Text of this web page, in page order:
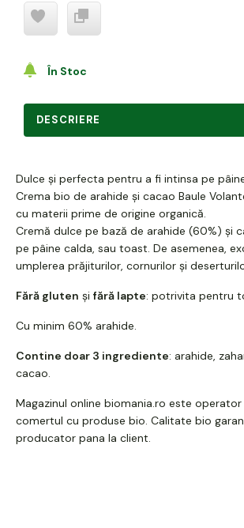
În Stoc
DESCRIERE
Dulce și perfecta pentru a fi intinsa pe
Crema bio de arahide și cacao Baule
cu materii prime de origine organică.
Cremă dulce pe bază de arahide (60%) și
pe pâine calda, sau toast. De asemenea,
umplerea prăjiturilor, cornurilor și
Fără gluten și fără lapte: potrivita pentru
Cu minim 60% arahide.
Contine doar 3 ingrediente: arahide,
cacao.
Magazinul online biomania.ro este
comertul cu produse bio. Calitate bio
producator pana la client.